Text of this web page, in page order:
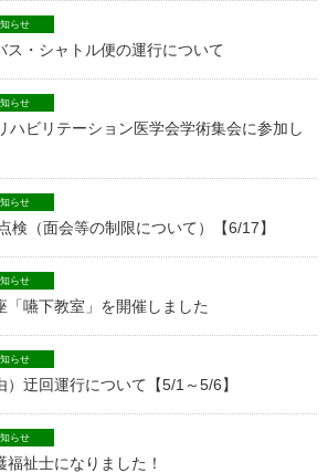
らせ
ス・シャトル便の運行について
らせ
ハビリテーション医学会学術集会に参加し
らせ
検（面会等の制限について）【6/17】
らせ
「嚥下教室」を開催しました
らせ
迂回運行について【5/1～5/6】
らせ
祉士になりました！